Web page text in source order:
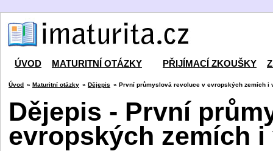
ÚVOD MATURITNÍ OTÁZKY PŘIJÍMACÍ ZKOUŠKY
Úvod » Maturitní otázky » Dějepis » První průmyslová revoluce v evropských zemích i
Dějepis - První
evropských zemích